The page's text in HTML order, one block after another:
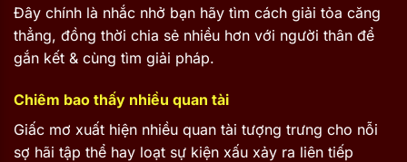
Đây chính là nhắc nhở bạn hãy tìm cách giải tỏa căng
thẳng, đồng thời chia sẻ nhiều hơn với người thân để
gắn kết & cùng tìm giải pháp.
Chiêm bao thấy nhiều quan tài
Giấc mơ xuất hiện nhiều quan tài tượng trưng cho nỗi
sợ hãi tập thể hay loạt sự kiện xấu xảy ra liên tiếp